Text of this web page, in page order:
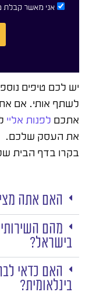
אני מאשר קבלת
יש לכם טיפים
לשתף אותי. אם
אתכם לפנות אליי
את העסק שלכם.
בקרו בדף הבית
האם אתה
מהם
בישראל?
האם כדאי
בינלאומית?